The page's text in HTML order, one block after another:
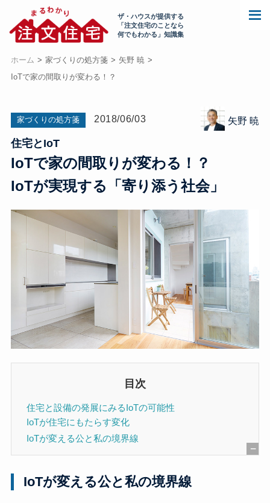
ザ・ハウスが提供する
「注文住宅のことなら
何でもわかる」知識集
ホーム 家づくりの処方箋
矢野 暁
IoTで家の間取りが変わる！？
家づくりの処方箋 2018/06/03 矢野 暁
住宅とIoT
IoTで家の間取りが変わる！？
IoTが実現する「寄り添う社会」
目次
[
住宅と設備の発展にみるIoTの可能性
IoTが住宅にもたらす変化
IoTが変える公と私の境界線
IoTが変える公と私の境界線